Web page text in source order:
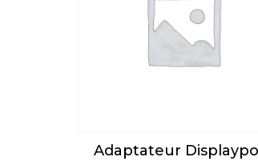
Adaptateur